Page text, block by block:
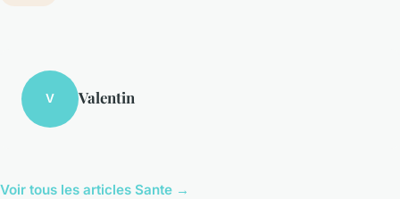
V Valentin
Voir tous les articles Sante →